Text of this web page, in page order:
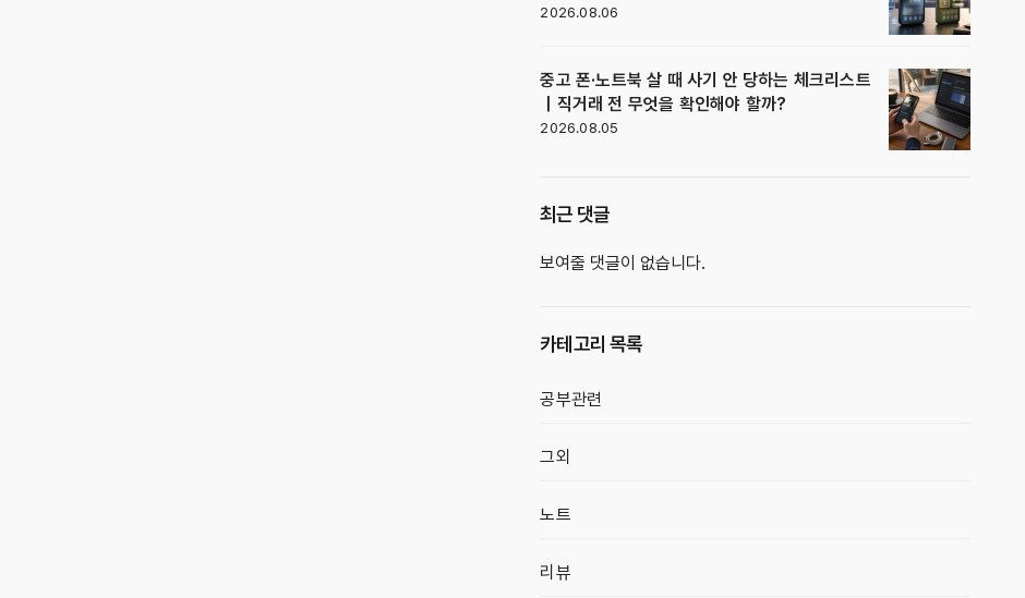
2026.08.06
중고 폰·노트북 살 때 사기 안 당하는 체크리스트
｜직거래 전 무엇을 확인해야 할까?
2026.08.05
최근 댓글
보여줄 댓글이 없습니다.
카테고리 목록
공부관련
그외
노트
리뷰